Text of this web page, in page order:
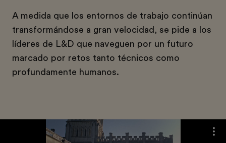
A medida que los entornos de trabajo continúan
transformándose a gran velocidad, se pide a los
líderes de L&D que naveguen por un futuro
marcado por retos tanto técnicos como
profundamente humanos.